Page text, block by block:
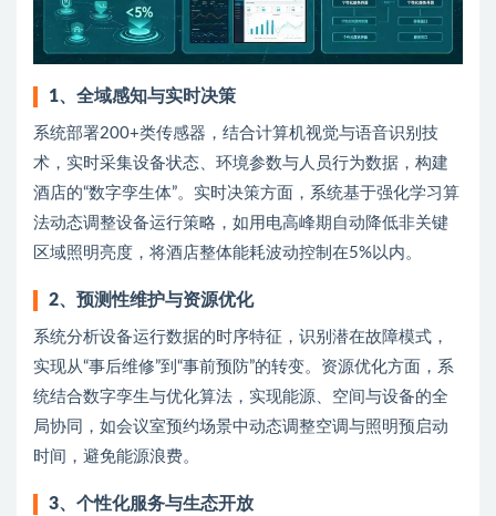
1、 全域感知与实时决策
系统部署200+类传感器，结合计算机视觉与语音识别技
术，实时采集设备状态、环境参数与人员行为数据，构建
酒店的“数字孪生体”。实时决策方面，系统基于强化学习算
法动态调整设备运行策略，如用电高峰期自动降低非关键
区域照明亮度，将酒店整体能耗波动控制在5%以内。
2、 预测性维护与资源优化
系统分析设备运行数据的时序特征，识别潜在故障模式，
实现从“事后维修”到“事前预防”的转变。资源优化方面，系
统结合数字孪生与优化算法，实现能源、空间与设备的全
局协同，如会议室预约场景中动态调整空调与照明预启动
时间，避免能源浪费。
3、 个性化服务与生态开放